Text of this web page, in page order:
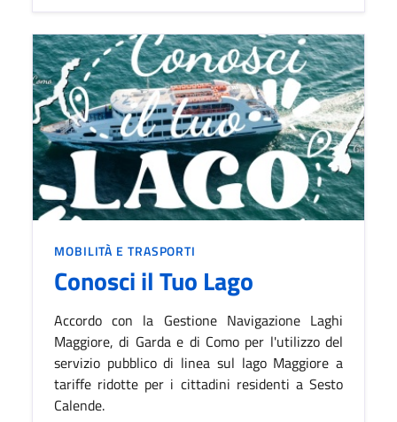
CATEGORIA:
MOBILITÀ E TRASPORTI
Conosci il Tuo Lago
Accordo con la Gestione Navigazione Laghi
Maggiore, di Garda e di Como per l'utilizzo del
servizio pubblico di linea sul lago Maggiore a
tariffe ridotte per i cittadini residenti a Sesto
Calende.